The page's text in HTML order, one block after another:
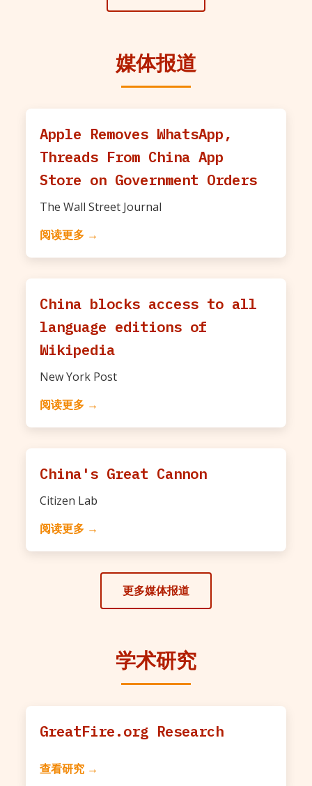
媒体报道
Apple Removes WhatsApp,
Threads From China App
Store on Government Orders
The Wall Street Journal
阅读更多 →
China blocks access to all
language editions of
Wikipedia
New York Post
阅读更多 →
China's Great Cannon
Citizen Lab
阅读更多 →
更多媒体报道
学术研究
GreatFire.org Research
查看研究 →